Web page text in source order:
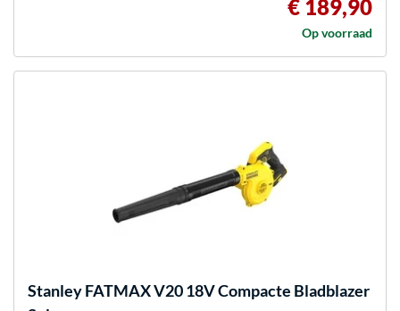
€ 189,90
Op voorraad
StanleyFATMAX V20 18V Compacte Bladblazer